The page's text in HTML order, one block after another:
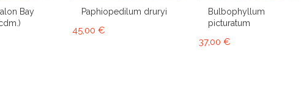
Bay
Paphiopedilum druryi
45,00 €
Bulbophyllum
picturatum
37,00 €